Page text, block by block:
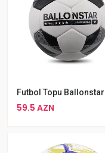
59.5 AZN